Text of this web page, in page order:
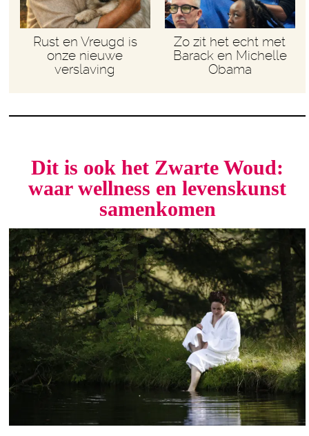
Rust en Vreugd is
onze nieuwe
verslaving
Zo zit het echt met
Barack en Michelle
Obama
Dit is ook het Zwarte Woud:
waar wellness en levenskunst
samenkomen